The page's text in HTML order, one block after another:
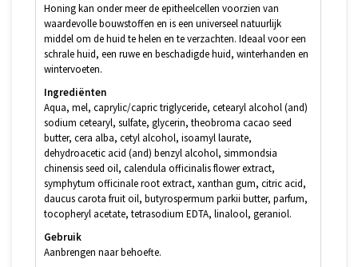
Honing kan onder meer de epitheelcellen voorzien van
waardevolle bouwstoffen en is een universeel natuurlijk
middel om de huid te helen en te verzachten. Ideaal voor een
schrale huid, een ruwe en beschadigde huid, winterhanden en
wintervoeten.
Ingrediënten
Aqua, mel, caprylic/capric triglyceride, cetearyl alcohol (and)
sodium cetearyl, sulfate, glycerin, theobroma cacao seed
butter, cera alba, cetyl alcohol, isoamyl laurate,
dehydroacetic acid (and) benzyl alcohol, simmondsia
chinensis seed oil, calendula officinalis flower extract,
symphytum officinale root extract, xanthan gum, citric acid,
daucus carota fruit oil, butyrospermum parkii butter, parfum,
tocopheryl acetate, tetrasodium EDTA, linalool, geraniol.
Gebruik
Aanbrengen naar behoefte.